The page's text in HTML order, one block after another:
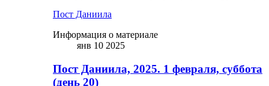
Пост Даниила
Информация о материале
янв 10 2025
Пост Даниила, 2025. 1 февраля, суббота
(день 20)